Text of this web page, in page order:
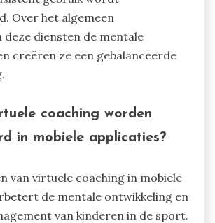
Over het algemeen
deze diensten de mentale
creëren ze een gebalanceerde
coaching worden
in mobiele applicaties?
van virtuele coaching in mobiele
de mentale ontwikkeling en
van kinderen in de sport.